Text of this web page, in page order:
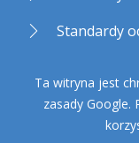
Standardy
Ta witryna jest
zasady Google.